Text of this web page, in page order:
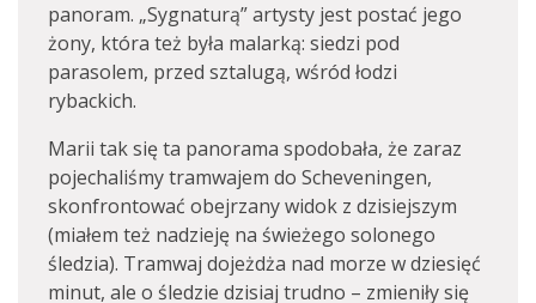
panoram. „Sygnaturą” artysty jest postać jego
żony, która też była malarką: siedzi pod
parasolem, przed sztalugą, wśród łodzi
rybackich.
Marii tak się ta panorama spodobała, że zaraz
pojechaliśmy tramwajem do Scheveningen,
skonfrontować obejrzany widok z dzisiejszym
(miałem też nadzieję na świeżego solonego
śledzia). Tramwaj dojeżdża nad morze w dziesięć
minut, ale o śledzie dzisiaj trudno – zmieniły się